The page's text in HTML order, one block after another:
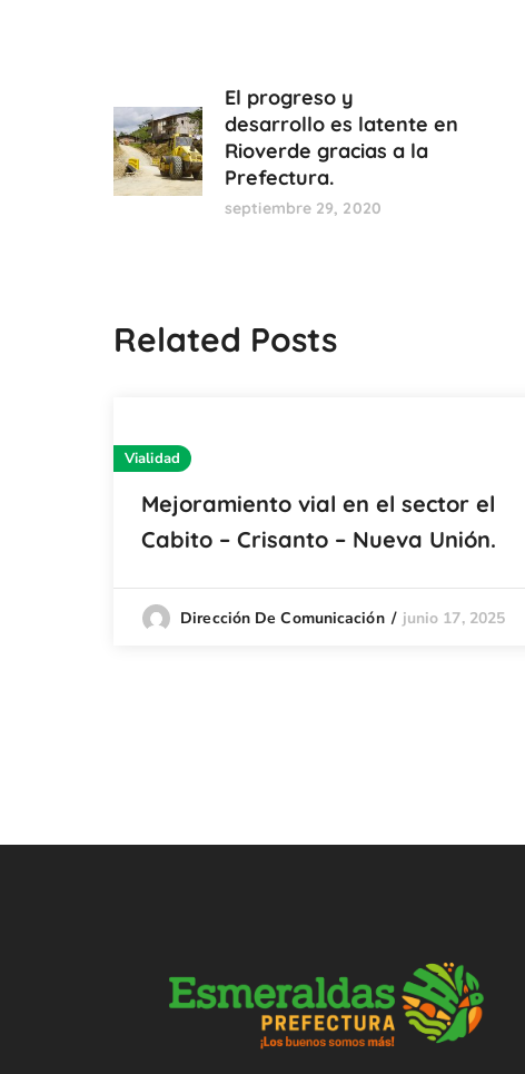
El progreso y
desarrollo es latente en
Rioverde gracias a la
Prefectura.
septiembre 29, 2020
Related Posts
Vialidad
Mejoramiento vial en el sector el
Cabito – Crisanto – Nueva Unión.
Dirección De Comunicación junio 17, 2025